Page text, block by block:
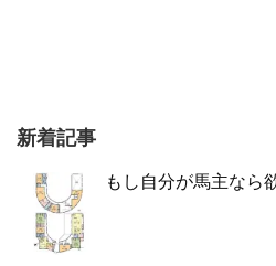
新着記事
もし自分が馬主なら